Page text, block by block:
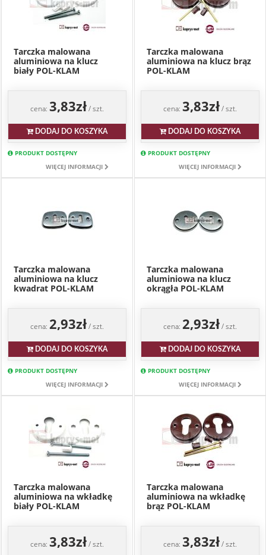
Tarczka malowana
aluminiowa na klucz
biały POL-KLAM
cena: 3,83zł/ szt.
DODAJ DO KOSZYKA
PRODUKT DOSTĘPNY
WIĘCEJ INFORMACJI
Tarczka malowana
aluminiowa na klucz brąz
POL-KLAM
cena: 3,83zł/ szt.
DODAJ DO KOSZYKA
PRODUKT DOSTĘPNY
WIĘCEJ INFORMACJI
Tarczka malowana
aluminiowa na klucz
kwadrat POL-KLAM
cena: 2,93zł/ szt.
DODAJ DO KOSZYKA
PRODUKT DOSTĘPNY
WIĘCEJ INFORMACJI
Tarczka malowana
aluminiowa na klucz
okrągła POL-KLAM
cena: 2,93zł/ szt.
DODAJ DO KOSZYKA
PRODUKT DOSTĘPNY
WIĘCEJ INFORMACJI
Tarczka malowana
aluminiowa na wkładkę
biały POL-KLAM
cena: 3,83zł/ szt.
Tarczka malowana
aluminiowa na wkładkę
brąz POL-KLAM
cena: 3,83zł/ szt.